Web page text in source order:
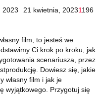
2023 21 kwietnia, 20231196
film, to jesteś we
Ci krok po kroku, jak
scenariusza, przez
Dowiesz się, jakie
własny film i jak je
wyjątkowego. Przygotuj się